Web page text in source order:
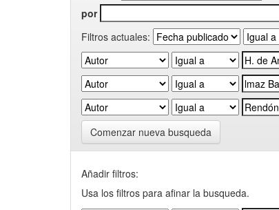
por
Filtros actuales:
Comenzar nueva busqueda
Añadir filtros:
Usa los filtros para afinar la busqueda.